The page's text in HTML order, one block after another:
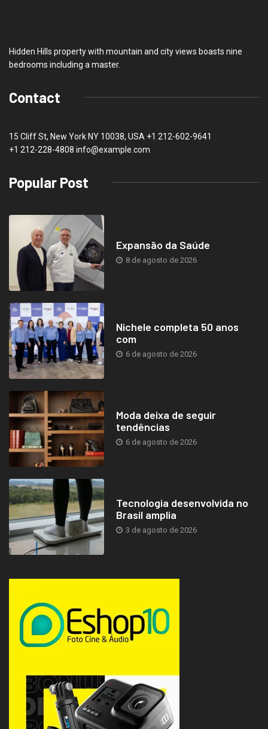
Hidden Hills property with mountain and city views boasts nine
bedrooms including a master.
Contact
15 Cliff St, New York NY 10038, USA +1 212-602-9641
+1 212-228-4808 info@example.com
Popular Post
Expansão da Saúde
8 de agosto de 2026
Nichele completa 50 anos
com
6 de agosto de 2026
Moda deixa de seguir
tendências
6 de agosto de 2026
Tecnologia desenvolvida no
Brasil amplia
3 de agosto de 2026